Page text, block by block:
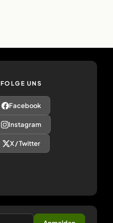
FOLGE UNS
Facebook
Instagram
X / Twitter